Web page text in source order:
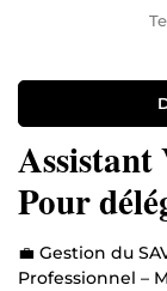
Pour
gagner
💼 Gestion du
Professionnel –